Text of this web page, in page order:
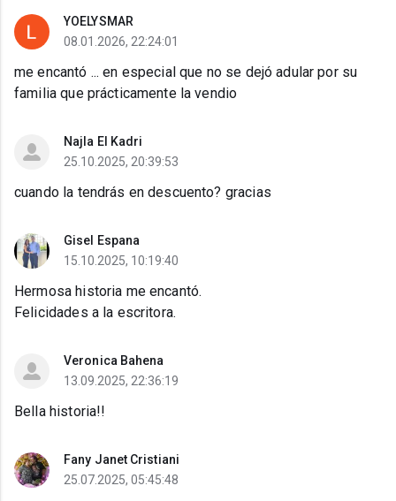
YOELYSMAR
08.01.2026, 22:24:01
me encantó ... en especial que no se dejó adular por su
familia que prácticamente la vendio
Najla El Kadri
25.10.2025, 20:39:53
cuando la tendrás en descuento? gracias
Gisel Espana
15.10.2025, 10:19:40
Hermosa historia me encantó.
Felicidades a la escritora.
Veronica Bahena
13.09.2025, 22:36:19
Bella historia!!
Fany Janet Cristiani
25.07.2025, 05:45:48